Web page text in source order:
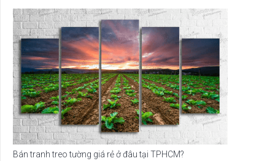
Bán tranh treo tường giá rẻ ở đâu tại TPHCM?